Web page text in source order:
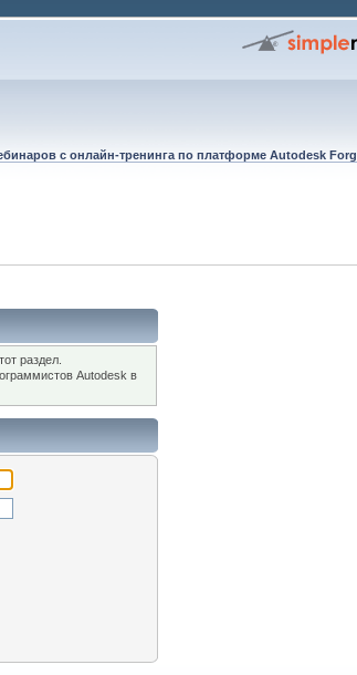
с онлайн-тренинга по платформе Autodesk
раздел.
Autodesk в